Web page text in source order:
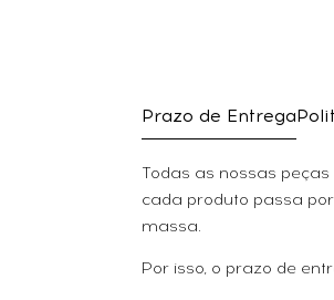
Prazo de Entrega
Todas as nossas
cada produto passa
massa.
Por isso, o prazo de